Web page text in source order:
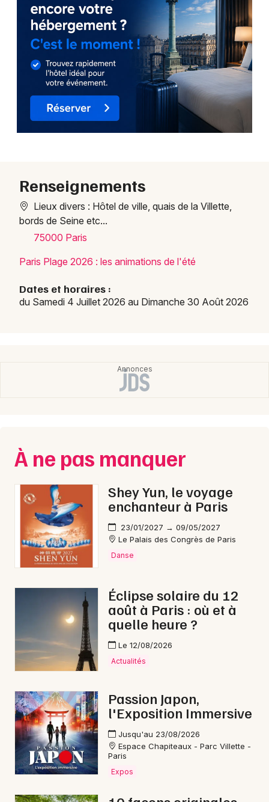
Renseignements
Lieux divers : Hôtel de ville, quais de la Villette,
bords de Seine etc...
75000 Paris
Paris Plage 2026 : les animations de l'été
Dates et horaires :
du Samedi 4 Juillet 2026 au Dimanche 30 Août 2026
À ne pas manquer
Shey Yun, le voyage
enchanteur à Paris
23/01/2027 → 09/05/2027
Le Palais des Congrès de Paris
Danse
Éclipse solaire du 12
août à Paris : où et à
quelle heure ?
Le 12/08/2026
Actualités
Passion Japon,
l'Exposition Immersive
Jusqu'au 23/08/2026
Espace Chapiteaux - Parc Villette -
Paris
Expos